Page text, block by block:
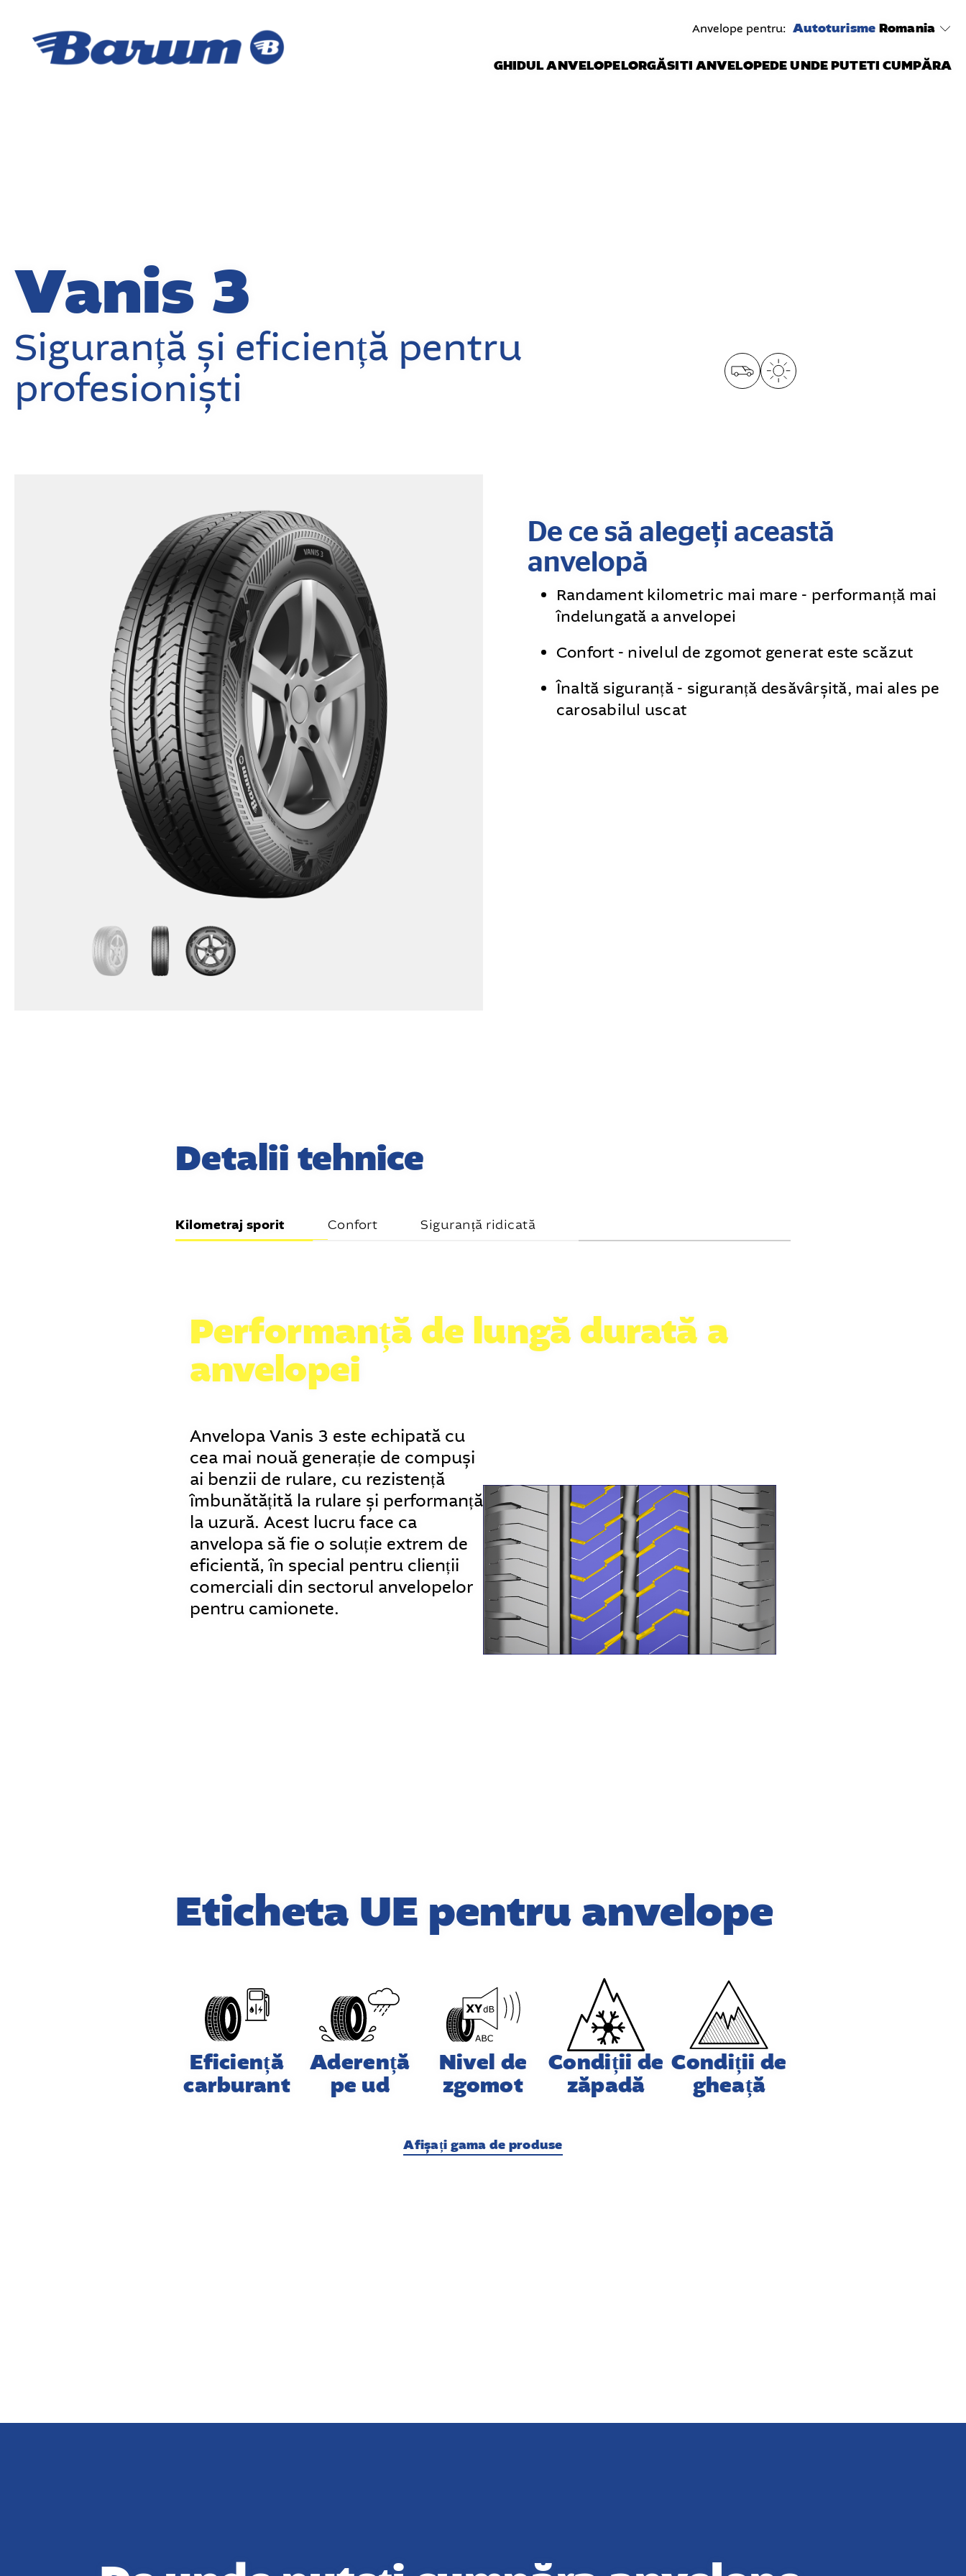
Anvelope pentru: Autoturisme Romania
GHIDUL ANVELOPELORGĂSITI ANVELOPEDE UNDE PUTETI CUMPĂRA
Vanis 3
Siguranță și eficiență pentru
profesioniști
De ce să alegeți această
anvelopă
Randament kilometric mai mare - performanță mai
îndelungată a anvelopei
Confort - nivelul de zgomot generat este scăzut
Înaltă siguranță - siguranță desăvârșită, mai ales pe
carosabilul uscat
Detalii tehnice
Kilometraj sporit Confort Siguranță ridicată
Performanță de lungă durată a
anvelopei
Anvelopa Vanis 3 este echipată cu
cea mai nouă generație de compuși
ai benzii de rulare, cu rezistență
îmbunătățită la rulare și performanță
la uzură. Acest lucru face ca
anvelopa să fie o soluție extrem de
eficientă, în special pentru clienții
comerciali din sectorul anvelopelor
pentru camionete.
Eticheta UE pentru anvelope
Eficiență
carburant
Aderență
pe ud
Nivel de
zgomot
Condiții de
zăpadă
Condiții de
gheață
Afișați gama de produse